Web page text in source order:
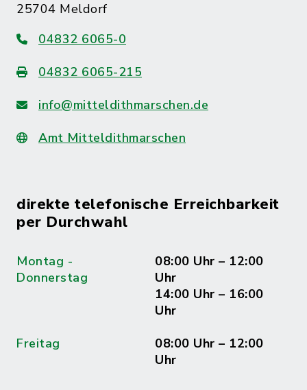
25704 Meldorf
04832 6065-0
04832 6065-215
info@mitteldithmarschen.de
Amt Mitteldithmarschen
direkte telefonische Erreichbarkeit
per Durchwahl
Montag -
Donnerstag
08:00 Uhr – 12:00
Uhr
14:00 Uhr – 16:00
Uhr
Freitag
08:00 Uhr – 12:00
Uhr